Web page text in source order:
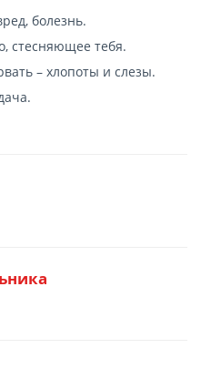
болезнь.
стесняющее тебя.
– хлопоты и слезы.